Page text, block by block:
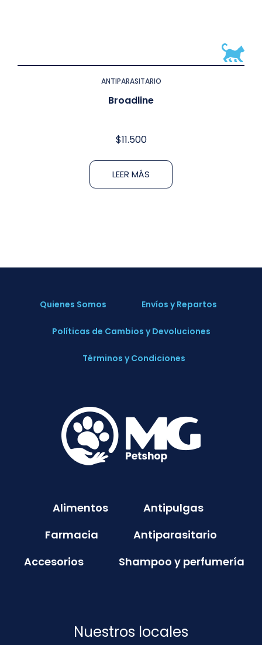
ANTIPARASITARIO
Broadline
$11.500
LEER MÁS
Quienes Somos Envíos y Repartos
Políticas de Cambios y Devoluciones
Términos y Condiciones
Alimentos
Antipulgas
Farmacia
Antiparasitario
Accesorios
Shampoo y perfumería
Nuestros locales